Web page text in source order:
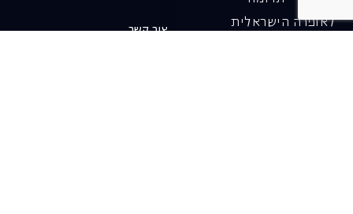
לאופרה הישראלית
צור קשר